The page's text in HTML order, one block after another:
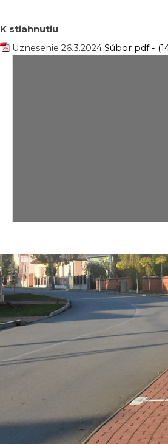
K stiahnutiu
Uznesenie 26.3.2024 Súbor pdf -